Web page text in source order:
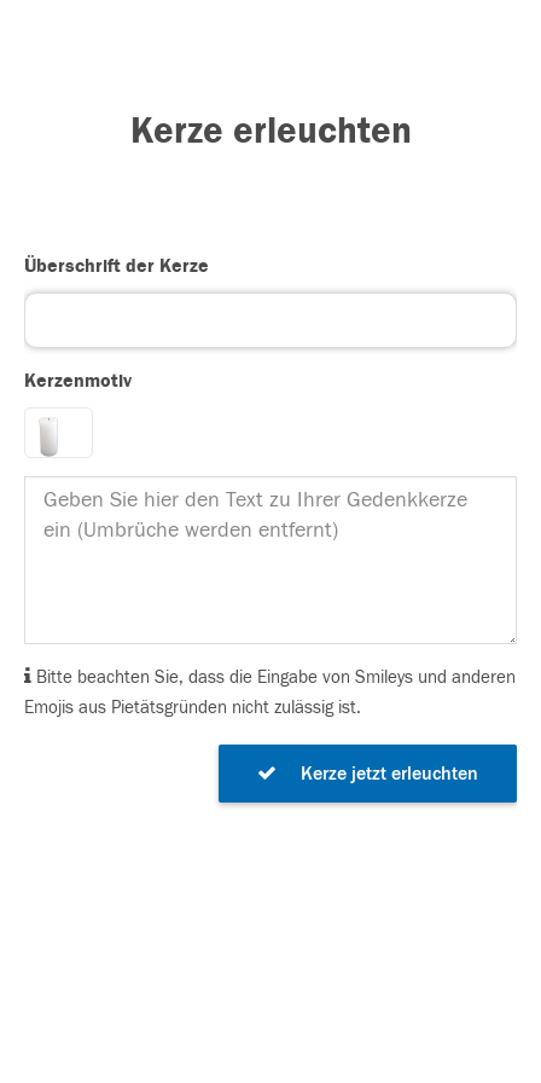
Kerze erleuchten
Überschrift der Kerze
Kerzenmotiv
Bitte beachten Sie, dass die Eingabe von Smileys und anderen
Emojis aus Pietätsgründen nicht zulässig ist.
Kerze jetzt erleuchten